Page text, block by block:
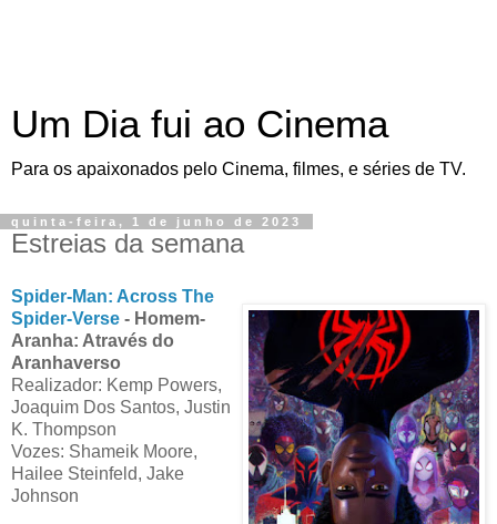
Um Dia fui ao Cinema
Para os apaixonados pelo Cinema, filmes, e séries de TV.
quinta-feira, 1 de junho de 2023
Estreias da semana
Spider-Man: Across The
Spider-Verse - Homem-
Aranha: Através do
Aranhaverso
Realizador: Kemp Powers,
Joaquim Dos Santos, Justin
K. Thompson
Vozes: Shameik Moore,
Hailee Steinfeld, Jake
Johnson